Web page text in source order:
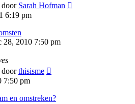
door Sarah Hofman
6:19 pm
28, 2010 7:50 pm
doorthisisme
7:50 pm
en omstreken?